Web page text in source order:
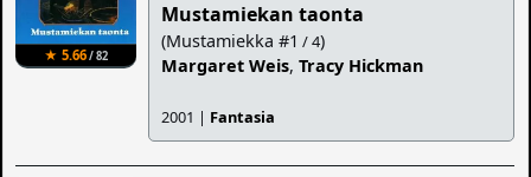
★ 5.66/ 82
Mustamiekan taonta
(Mustamiekka #1 / 4)
Margaret Weis,Tracy Hickman
2001 | Fantasia